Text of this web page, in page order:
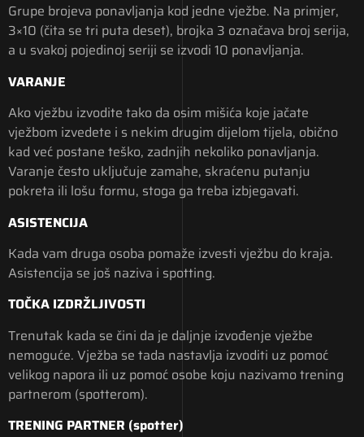
Grupe brojeva ponavljanja kod jedne vježbe. Na primjer,
3×10 (čita se tri puta deset), brojka 3 označava broj serija,
a u svakoj pojedinoj seriji se izvodi 10 ponavljanja.
VARANJE
Ako vježbu izvodite tako da osim mišića koje jačate
vježbom izvedete i s nekim drugim dijelom tijela, obično
kad već postane teško, zadnjih nekoliko ponavljanja.
Varanje često uključuje zamahe, skraćenu putanju
pokreta ili lošu formu, stoga ga treba izbjegavati.
ASISTENCIJA
Kada vam druga osoba pomaže izvesti vježbu do kraja.
Asistencija se još naziva i spotting.
TOČKA IZDRŽLJIVOSTI
Trenutak kada se čini da je daljnje izvođenje vježbe
nemoguće. Vježba se tada nastavlja izvoditi uz pomoć
velikog napora ili uz pomoć osobe koju nazivamo trening
partnerom (spotterom).
TRENING PARTNER (spotter)